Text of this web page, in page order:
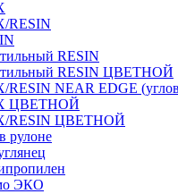
RESIN
RESIN
RESIN ЦВЕТНОЙ
RESIN NEAR EDGE
ЦВЕТНОЙ
RESIN ЦВЕТНОЙ
рулоне
ЭКО